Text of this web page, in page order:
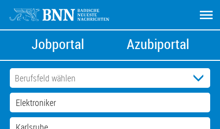
Jobportal Azubiportal